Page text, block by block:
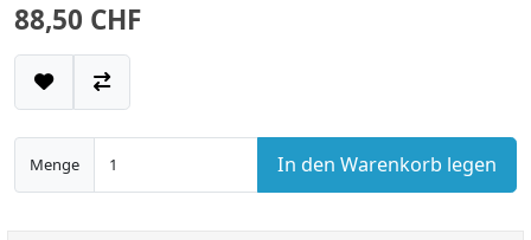
88,50 CHF
Menge In den Warenkorb legen